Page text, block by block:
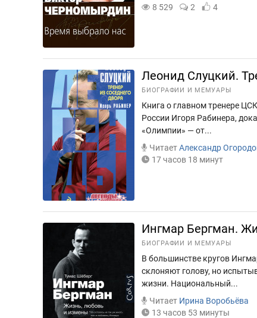
8 529
2 4
Леонид Слуцкий.
БИОГРАФИИ И МЕМУАРЫ
Книга о главном тренере
России Игоря Рабинера,
«Олимпии» — от...
ЧитаетАлександр
17 часов 18 минут
Ингмар Бергман.
БИОГРАФИИ И МЕМУАРЫ
В большинстве кругов
склоняют голову, но
жизни. Национальный...
Читает Ирина Воробьёва
13 часов 53 минуты